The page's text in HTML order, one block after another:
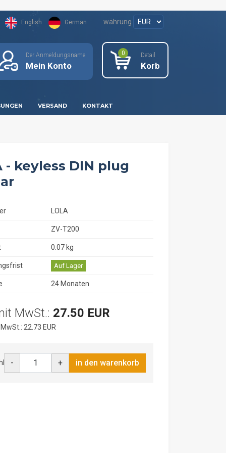
English German währung
Der Anmeldungsname
Mein Konto
0 Detail
Korb
VERSAND KONTAKT
- keyless DIN plug
LOLA
ZV-T200
0.07 kg
Auf Lager
24 Monaten
MwSt.: 27.50 EUR
22.73 EUR
- + in den warenkorb